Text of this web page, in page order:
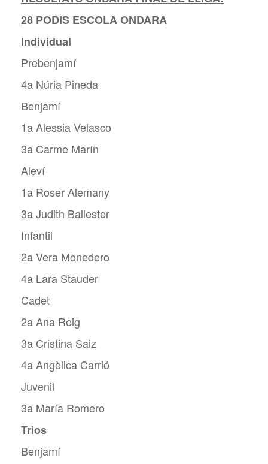
28 PODIS ESCOLA ONDARA
Individual
Prebenjamí
4a Núria Pineda
Benjamí
1a Alessia Velasco
3a Carme Marín
Aleví
1a Roser Alemany
3a Judith Ballester
Infantil
2a Vera Monedero
4a Lara Stauder
Cadet
2a Ana Reig
3a Cristina Saiz
4a Angèlica Carrió
Juvenil
3a María Romero
Trios
Benjamí